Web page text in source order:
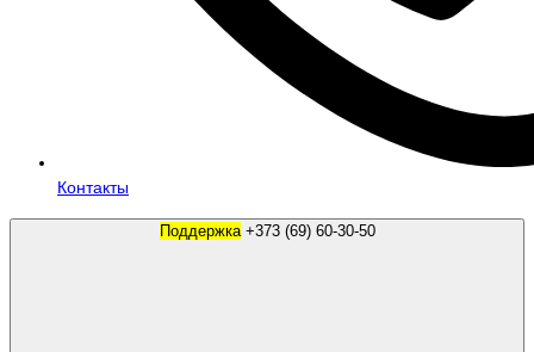
Контакты
Поддержка +373 (69) 60-30-50